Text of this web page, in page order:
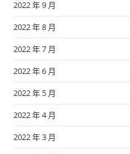
2022 年 9 月
2022 年 8 月
2022 年 7 月
2022 年 6 月
2022 年 5 月
2022 年 4 月
2022 年 3 月